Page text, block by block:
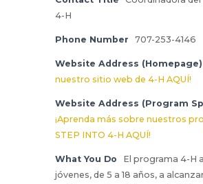
4-H
Phone Number 707-253-4146
Website Address (Homepage)
nuestro sitio web de 4-H AQUÍ!
Website Address (Program
¡Aprenda más sobre nuestros
STEP INTO 4-H AQUÍ!
What You Do
El programa 4-H
jóvenes, de 5 a 18 años, a